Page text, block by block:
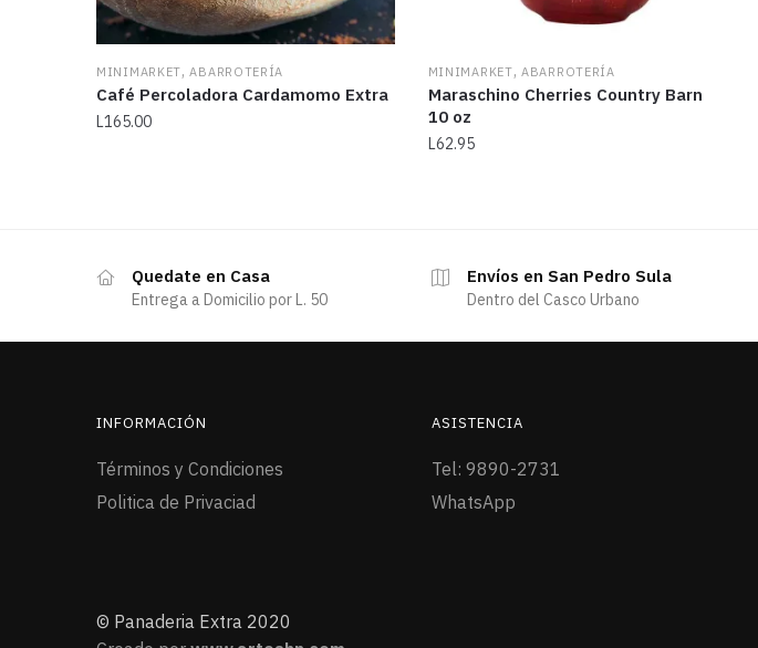
MINIMARKET,ABARROTERÍA
Café Percoladora Cardamomo Extra
L165.00
MINIMARKET,ABARROTERÍA
Maraschino Cherries Country Barn
10 oz
L62.95
Quedate en Casa
Entrega a Domicilio por L. 50
Envíos en San Pedro Sula
Dentro del Casco Urbano
INFORMACIÓN
Términos y Condiciones
Politica de Privaciad
ASISTENCIA
Tel: 9890-2731
WhatsApp
© Panaderia Extra 2020